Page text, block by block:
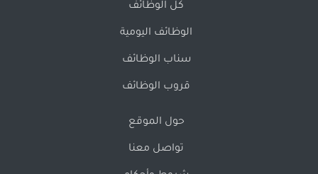
كل الوظائف
الوظائف اليومية
سناب الوظائف
قروب الوظائف
حول الموقع
تواصل معنا